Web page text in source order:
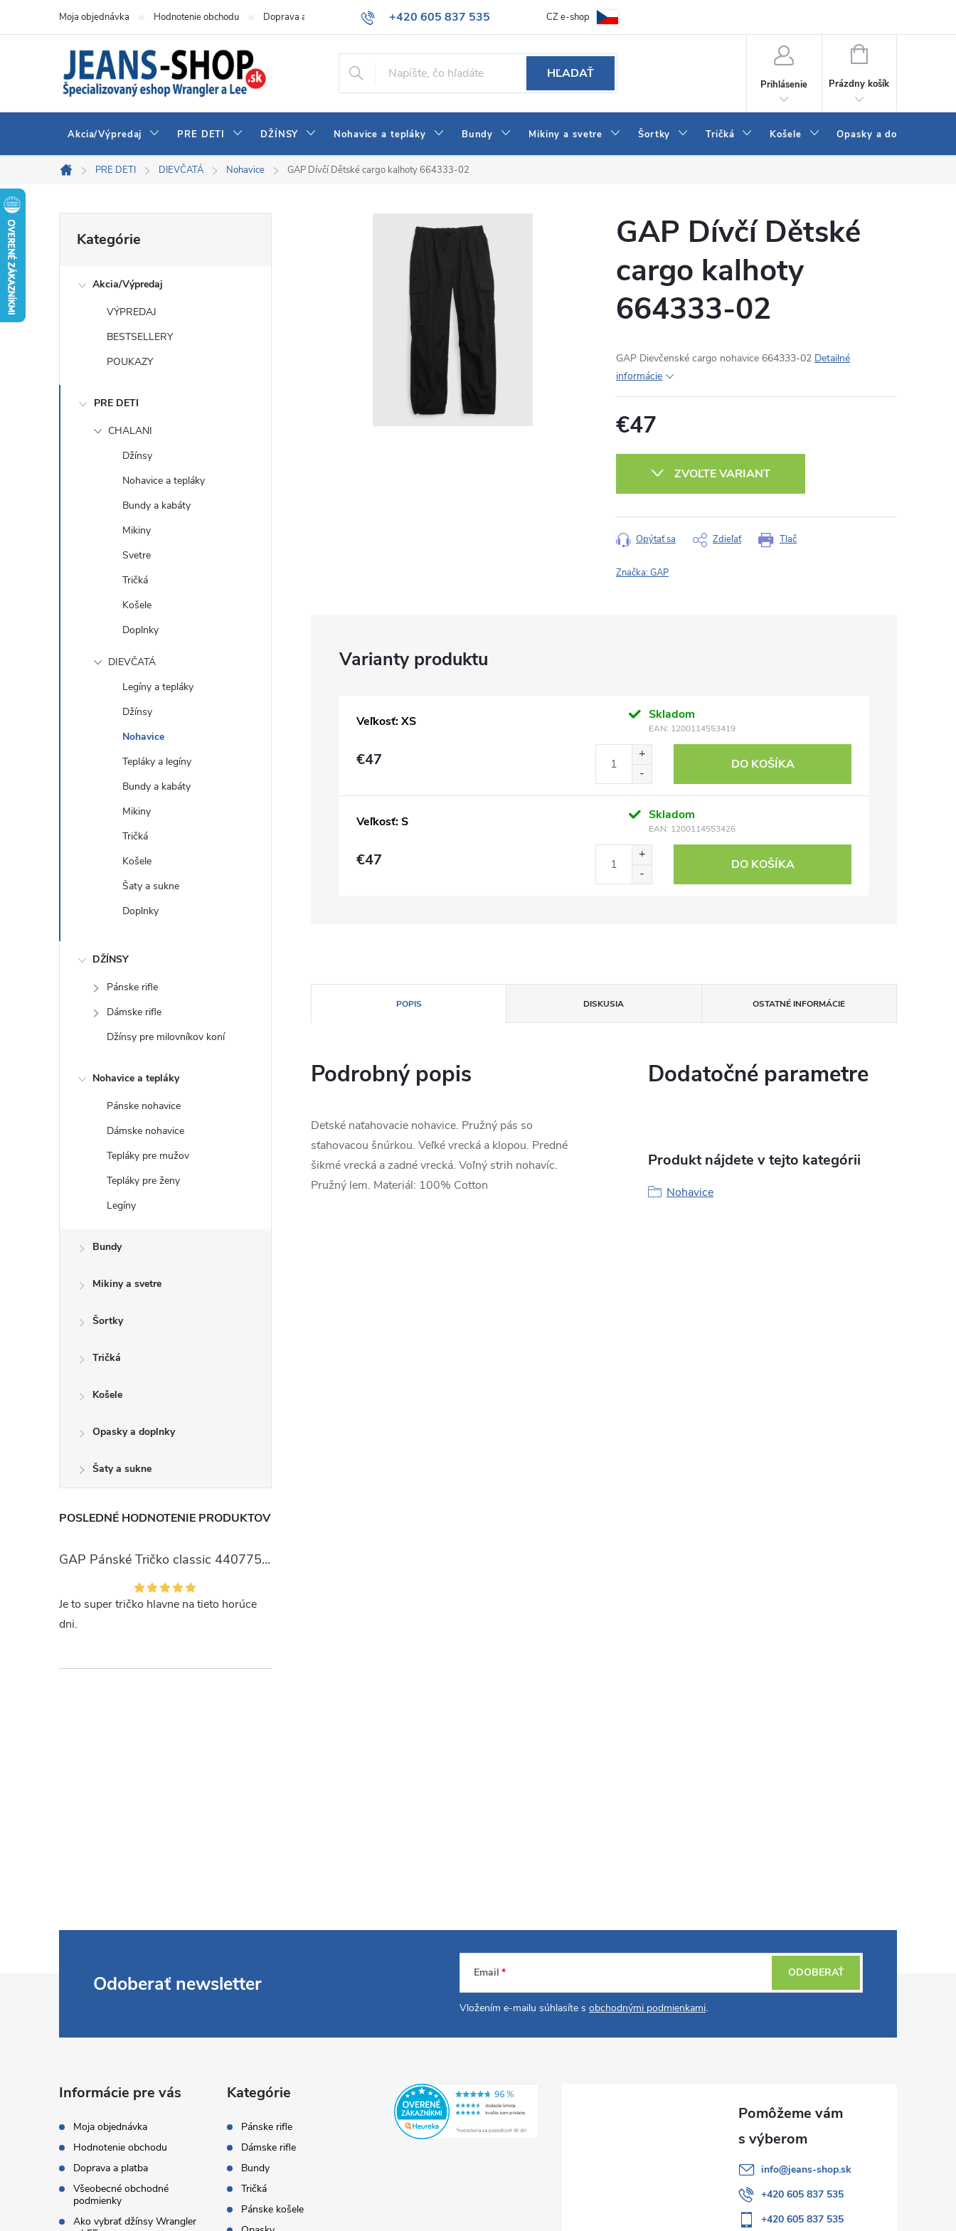
+420 605 837 535
info@jeans-shop.sk
Moja objednávka Hodnotenie obchodu Doprava a platba Všeobecné obchodné podmienky Ako vybrať džínsy Wrangler a LEE
CZ e-shop
HĽADAŤ
Prihlásenie
NÁKUPNÝ
Prázdny košík
Akcia/Výpredaj PRE DETI DŽÍNSY Nohavice a tepláky Bundy Mikiny a svetre Šortky Tričká Košele Opasky a doplnky
Domov
PRE DETI DIEVČATÁ Nohavice GAP Dívčí Dětské cargo kalhoty 664333-02
kategórie
Kategórie
Akcia/Výpredaj
VÝPREDAJ
BESTSELLERY
POUKAZY
PRE DETI
CHALANI
Džínsy
Nohavice a tepláky
Bundy a kabáty
Mikiny
Svetre
Tričká
Košele
Doplnky
DIEVČATÁ
Legíny a tepláky
Džínsy
Nohavice
Tepláky a legíny
Bundy a kabáty
Mikiny
Tričká
Košele
Šaty a sukne
Doplnky
DŽÍNSY
Pánske rifle
Dámske rifle
Džínsy pre milovníkov koní
Nohavice a tepláky
Pánske nohavice
Dámske nohavice
Tepláky pre mužov
Tepláky pre ženy
Legíny
Bundy
Mikiny a svetre
Šortky
Tričká
Košele
Opasky a doplnky
Šaty a sukne
POSLEDNÉ HODNOTENIE PRODUKTOV
GAP Pánské Tričko classic 440775-00
Je to super tričko hlavne na tieto horúce
dni.
GAP Dívčí Dětské
cargo kalhoty
664333-02
GAP Dievčenské cargo nohavice 664333-02 Detailné
informácie
€47
ZVOĽTE VARIANT
Tlač
Opýtať sa Zdieľať
Značka:GAP
Veľkosť: XS Skladom
EAN: 1200114553419
€47 DO KOŠÍKA
Veľkosť: S Skladom
EAN: 1200114553426
€47 DO KOŠÍKA
POPIS DISKUSIA OSTATNÉ INFORMÁCIE
Podrobný popis
Detské naťahovacie nohavice. Pružný pás so
sťahovacou šnúrkou. Veľké vrecká a klopou. Predné
šikmé vrecká a zadné vrecká. Voľný strih nohavíc.
Pružný lem. Materiál: 100% Cotton
Dodatočné parametre
Produkt nájdete v tejto kategórii
Nohavice
Odoberať newsletter Email
Vložením e-mailu súhlasíte s obchodnými podmienkami.
ODOBERAŤ
Informácie pre vás
Moja objednávka
Hodnotenie obchodu
Doprava a platba
Všeobecné obchodné
podmienky
Ako vybrať džínsy Wrangler
Kategórie
Pánske rifle
Dámske rifle
Bundy
Tričká
Pánske košele
info@jeans-shop.sk
+420 605 837 535
+420 605 837 535